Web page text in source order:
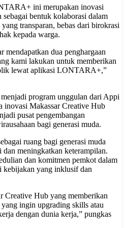
ini merupakan inovasi
bentuk kolaborasi dalam
transparan, bebas dari birokrasi
kepada warga.
dua penghargaan
kami lakukan untuk memberikan
lewat aplikasi LONTARA+,”
program unggulan dari Appi
inovasi Makassar Creative Hub
pusat pengembangan
bagi generasi muda.
ruang bagi generasi muda
meningkatkan keterampilan.
dan komitmen pemkot dalam
kebijakan yang inklusif dan
Creative Hub yang memberikan
ingin upgrading skills atau
dengan dunia kerja,” pungkas